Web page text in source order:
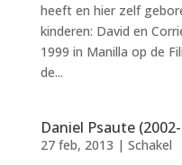
heeft en hier zelf
kinderen: David en
1999 in Manilla op de
de...
Daniel Psaute
27 feb, 2013 | Schakel